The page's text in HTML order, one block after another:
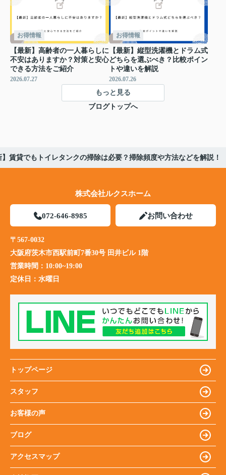
お得情報
【最新】高齢者の一人暮らしに
不安はありますか？対策と安心
できる方法をご紹介
2026.07.27
お得情報
【最新】縦型洗濯機とドラム式
どちらを選ぶべき？比較ポイン
トや違いを解説
2026.07.26
もっと見る
ブログトップへ
】賃貸でもトイレタンクの掃除は必要？掃除頻度や方法などを解説！
株式会社ルクスホーム
072-646-8985 お問い合わせ
〒567-0032
大阪府茨木市西駅前町7番30号 田井ビル 1階
営業時間： 10:00~19:00
定休日： 水曜日
トップページ
スタッフ
お客様の声
ブログ
アクセスマップ